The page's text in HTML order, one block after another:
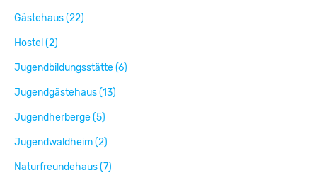
Gästehaus (22)
Hostel (2)
Jugendbildungsstätte (6)
Jugendgästehaus (13)
Jugendherberge (5)
Jugendwaldheim (2)
Naturfreundehaus (7)